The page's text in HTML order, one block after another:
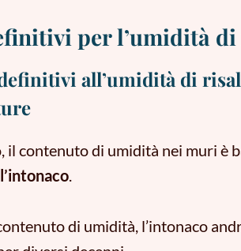
per l’umidità
all’umidità di
il contenuto di umidità nei muri è
.
di umidità, l’intonaco